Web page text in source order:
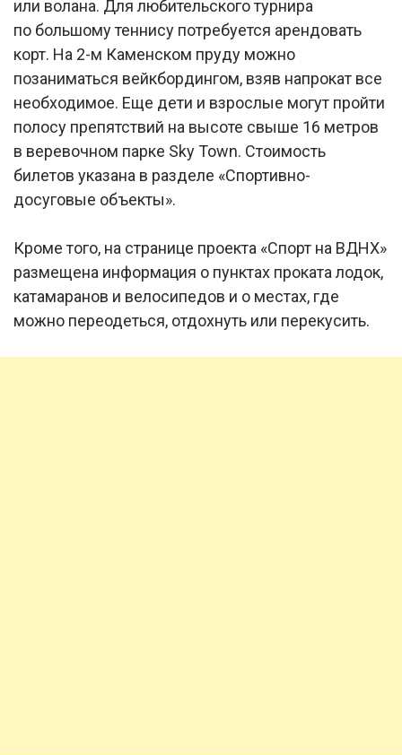
или волана. Для любительского турнира
по большому теннису потребуется арендовать
корт. На 2-м Каменском пруду можно
позаниматься вейкбордингом, взяв напрокат все
необходимое. Еще дети и взрослые могут пройти
полосу препятствий на высоте свыше 16 метров
в веревочном парке Sky Town. Стоимость
билетов указана в разделе «Спортивно-
досуговые объекты».
Кроме того, на странице проекта «Спорт на ВДНХ»
размещена информация о пунктах проката лодок,
катамаранов и велосипедов и о местах, где
можно переодеться, отдохнуть или перекусить.